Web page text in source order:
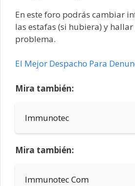
En este foro podrás cambiar
las estafas (si hubiera) y
problema.
El Mejor Despacho Para
Mira también:
Immunotec
Mira también:
Immunotec Com